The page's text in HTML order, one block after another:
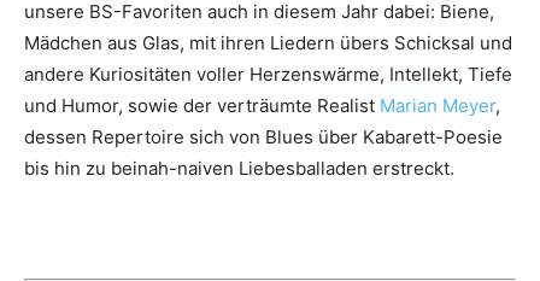
unsere BS-Favoriten auch in diesem Jahr dabei: Biene,
Mädchen aus Glas, mit ihren Liedern übers Schicksal und
andere Kuriositäten voller Herzenswärme, Intellekt, Tiefe
und Humor, sowie der verträumte Realist Marian Meyer,
dessen Repertoire sich von Blues über Kabarett-Poesie
bis hin zu beinah-naiven Liebesballaden erstreckt.